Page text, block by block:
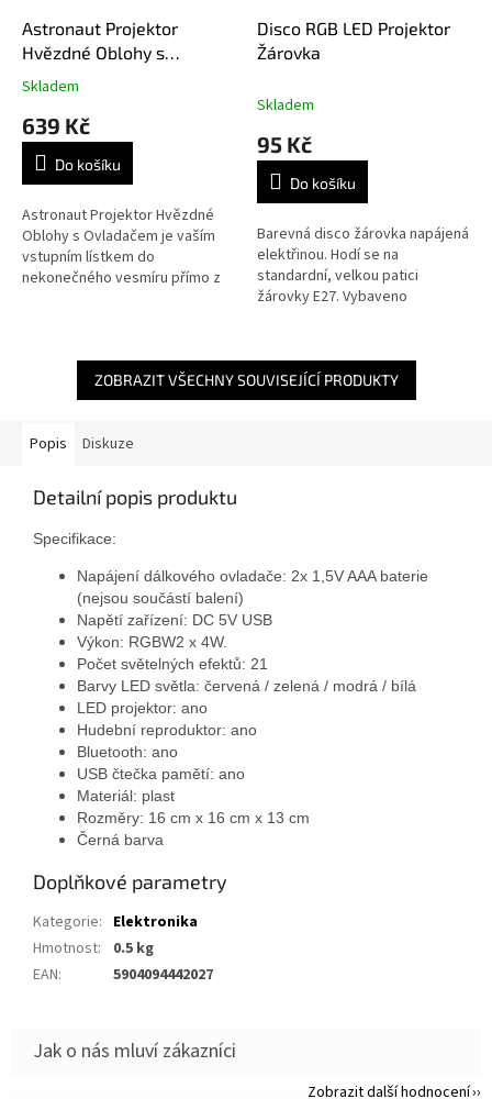
Astronaut Projektor
Hvězdné Oblohy s
Ovladačem
Průměrné
produktu
5,0
5
hvězdiček.
Skladem
639 Kč
Do košíku
Astronaut Projektor Hvězdné
Oblohy s Ovladačem je vaším
vstupním lístkem do
nekonečného vesmíru přímo z
Disco RGB LED Projektor
Žárovka
Skladem
95 Kč
Do košíku
Barevná disco žárovka napájená
elektřinou. Hodí se na
standardní, velkou patici
žárovky E27. Vybaveno
energie (pouze 3W)....
ZOBRAZIT VŠECHNY SOUVISEJÍCÍ PRODUKTY
Popis Diskuze
Detailní popis produktu
Specifikace:
Napájení dálkového ovladače: 2x 1,5V AAA baterie
(nejsou součástí balení)
Napětí zařízení: DC 5V USB
Výkon: RGBW2 x 4W.
Počet světelných efektů: 21
Barvy LED světla: červená / zelená / modrá / bílá
LED projektor: ano
Hudební reproduktor: ano
Bluetooth: ano
USB čtečka pamětí: ano
Materiál: plast
Rozměry: 16 cm x 16 cm x 13 cm
Černá barva
Doplňkové parametry
Kategorie: Elektronika
Hmotnost:
0.5 kg
EAN: 5904094442027
Zobrazit další hodnocení